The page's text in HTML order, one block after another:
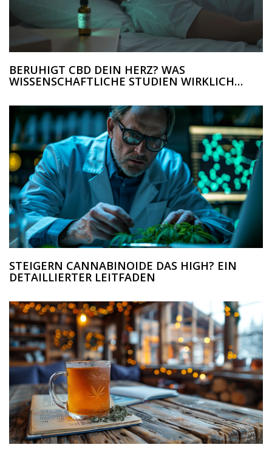
BERUHIGT CBD DEIN HERZ? WAS
WISSENSCHAFTLICHE STUDIEN WIRKLICH
STEIGERN CANNABINOIDE DAS HIGH? EIN
DETAILLIERTER LEITFADEN